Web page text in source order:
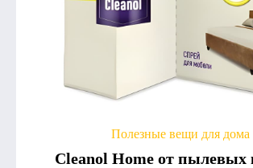
Полезные вещи для дома
Cleanol Home от пылевых